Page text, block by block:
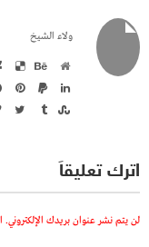
ولاء الشيخ
اترك تعليقاً
لن يتم نشر عنوان بريدك الإلكتروني.